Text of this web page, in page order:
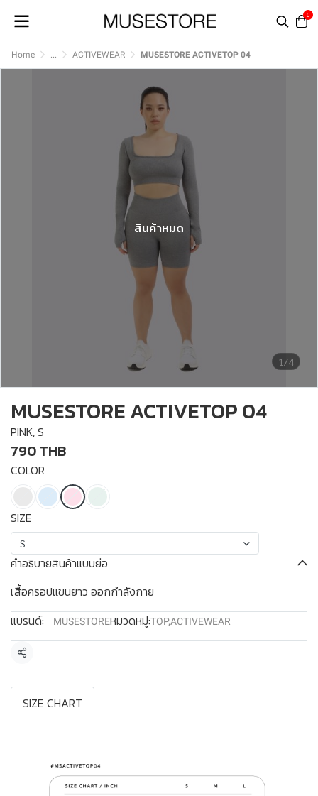
0
Home ... ACTIVEWEAR MUSESTORE ACTIVETOP 04
1/4
สินค้าหมด
MUSESTORE ACTIVETOP 04
PINK, S
790 THB
COLOR
SIZE
S
คำอธิบายสินค้าแบบย่อ
เสื้อครอปแขนยาว ออกกำลังกาย
แบรนด์:
MUSESTOREหมวดหมู่:TOP,ACTIVEWEAR
แชร์
SIZE CHART